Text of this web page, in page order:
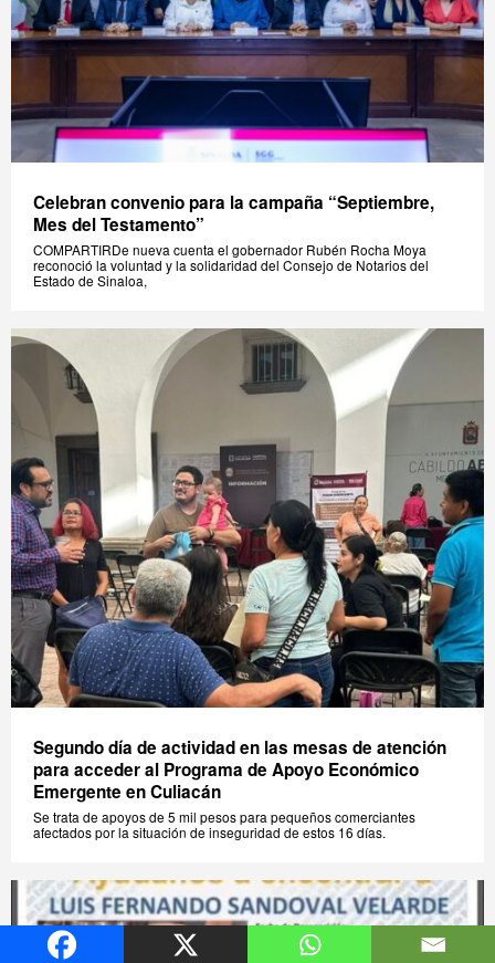
Celebran convenio para la campaña “Septiembre,
Mes del Testamento”
COMPARTIRDe nueva cuenta el gobernador Rubén Rocha Moya
reconoció la voluntad y la solidaridad del Consejo de Notarios del
Estado de Sinaloa,
Segundo día de actividad en las mesas de atención
para acceder al Programa de Apoyo Económico
Emergente en Culiacán
Se trata de apoyos de 5 mil pesos para pequeños comerciantes
afectados por la situación de inseguridad de estos 16 días.